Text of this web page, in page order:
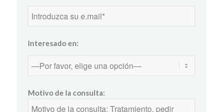
Interesado en:
Motivo de la consulta: